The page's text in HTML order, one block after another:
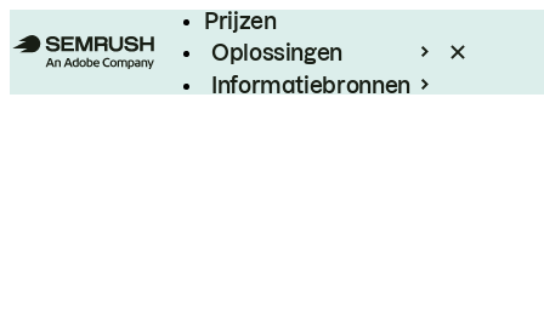
Prijzen
Oplossingen
Informatiebronnen